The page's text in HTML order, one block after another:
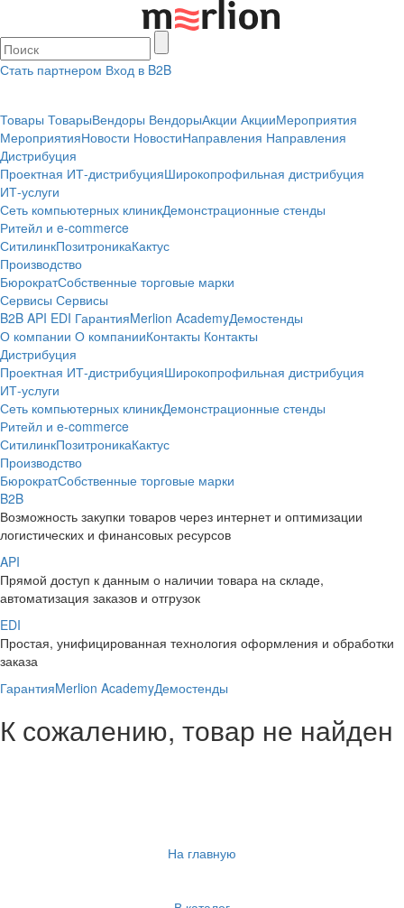
Стать партнером Вход в B2B
Товары ТоварыВендоры ВендорыАкции АкцииМероприятия
МероприятияНовости НовостиНаправления Направления
Дистрибуция
Проектная ИТ-дистрибуцияШирокопрофильная дистрибуция
ИТ-услуги
Сеть компьютерных клиникДемонстрационные стенды
Ритейл и e-commerce
СитилинкПозитроникаКактус
Производство
БюрократСобственные торговые марки
Сервисы Сервисы
B2B API EDI ГарантияMerlion AcademyДемостенды
О компании О компанииКонтакты Контакты
Дистрибуция
Проектная ИТ-дистрибуцияШирокопрофильная дистрибуция
ИТ-услуги
Сеть компьютерных клиникДемонстрационные стенды
Ритейл и e-commerce
СитилинкПозитроникаКактус
Производство
БюрократСобственные торговые марки
B2B
Возможность закупки товаров через интернет и оптимизации
логистических и финансовых ресурсов
API
Прямой доступ к данным о наличии товара на складе,
автоматизация заказов и отгрузок
EDI
Простая, унифицированная технология оформления и обработки
заказа
ГарантияMerlion AcademyДемостенды
К сожалению, товар не найден
На главную